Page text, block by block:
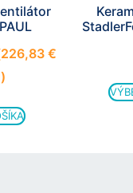
226,83 €